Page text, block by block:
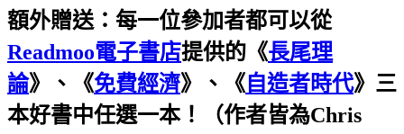
額外贈送：每一位參加者都可以從
Readmoo電子書店提供的《長尾理
論》、《免費經濟》、《 自造者時代》三
本好書中任選一本！（作者皆為Chris